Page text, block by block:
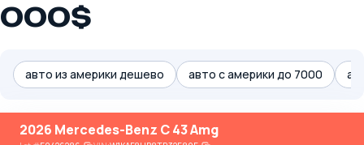
000$
авто из америки дешево авто с америки до 7000
2026 Mercedes-Benz C 43 Amg